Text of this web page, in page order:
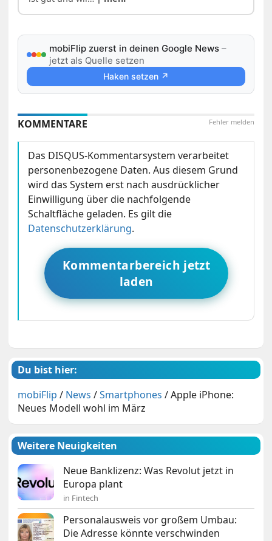
mobiFlip zuerst in deinen Google News –
jetzt als Quelle setzen
Haken setzen ↗
Fehler melden
KOMMENTARE
Das DISQUS-Kommentarsystem verarbeitet
personenbezogene Daten. Aus diesem Grund
wird das System erst nach ausdrücklicher
Einwilligung über die nachfolgende
Schaltfläche geladen. Es gilt die
Datenschutzerklärung.
Kommentarbereich jetzt
laden
Du bist hier:
mobiFlip / News /Smartphones /Apple iPhone:
Neues Modell wohl im März
Weitere Neuigkeiten
Neue Banklizenz: Was Revolut jetzt in
Europa plant
in Fintech
Personalausweis vor großem Umbau:
Die Adresse könnte verschwinden